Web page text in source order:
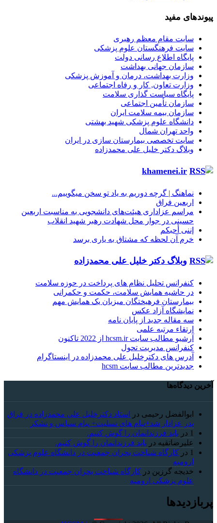
پیوندهای مفید
سایت مقام معظم رهبری
سایت فرهنگستان علوم پزشکی
پایگاه اطلاع رسانی دولت
سازمان جهانی بهداشت
وزارت بهداشت، درمان و آموزش پزشکی
وزارت تعاون, کار و رفاه اجتماعی
پایگاه سیاست گذاری سلامت
سازمان تأمین اجتماعی
سازمان بیمه سلامت ایران
دانشگاه علوم پزشکی شهید بهشتی
واحد تهران شمال
سایت تخصصی بیمارستان سازی در ایران
وبلاگ دکتر خلیل علی محمدزاده
khamenei.ir
نماهنگ |‌ گرچه دوریم به یاد تو سخن میگوییم...
اربعین فراق
مراسم عزاداری هیئت‌های دانشجویی به مناسبت اربعین
حسینی در جوار محل شهادت رهبر شهید انقلاب
إننی أحبکم
خرم آن لحظه که مشتاق به یاری برسد
وبلاگ دکتر خلیل علی محمدزاده
کنفرانس تحلیل نظام های پرداخت در حوزه سلامت
در حاشیه همایش سلامت، حکمت و حکمرانی
بیمارستان فرهیختگان میزبان یک همایش مهم
نمایشگاه آزاد عکس
سه مقاله جدید از پایان نامه
ارتقاء مرتبه علمی
آرشیو مطالب سایت hcsm.ir از 2022 تاکنون
کنفرانس مدیریت تحول
آدرس های دکترخلیل علی محمدزاده در اینستاگرام
جدیدترین مطالب سایت hcsm
آخرین دیدگاه‌ها
ابوالفضل رحیمی در
استاد دکترخلیل علی محمدزاده در فراق
پدر عزادار شد+پیام های تسلیت+ پیام سپاس و تشکر
1 در باید فرزندانمان را گوش کنیم.
علیرضاتقیه در باید فرزندانمان را گوش کنیم.
1 در کارگاه شناخت بحران جمعیت در دانشگاه علوم پزشکی
ارومیه
خديجه گرزین در کارگاه شناخت بحران جمعیت در دانشگاه
علوم پزشکی ارومیه
پربازدیدها